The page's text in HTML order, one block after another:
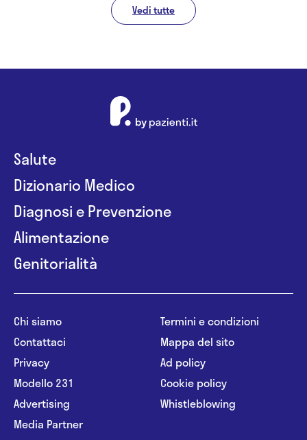
Vedi tutte
Salute
Dizionario Medico
Diagnosi e Prevenzione
Alimentazione
Genitorialità
Chi siamo
Contattaci
Privacy
Modello 231
Advertising
Media Partner
Termini e condizioni
Mappa del sito
Ad policy
Cookie policy
Whistleblowing